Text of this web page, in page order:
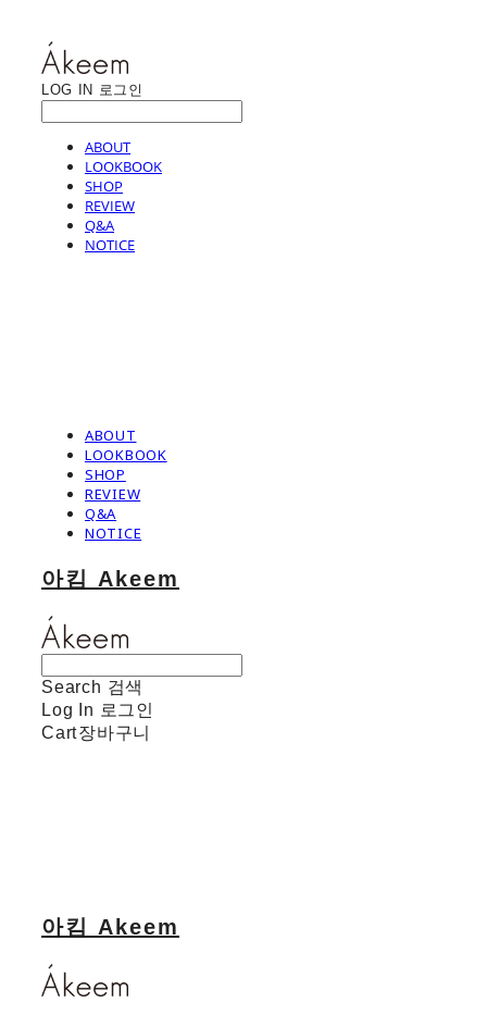
LOG IN 로그인
ABOUT
LOOKBOOK
SHOP
REVIEW
Q&A
NOTICE
ABOUT
LOOKBOOK
SHOP
REVIEW
Q&A
NOTICE
아킴 Akeem
Search 검색
Log In 로그인
Cart장바구니
아킴 Akeem